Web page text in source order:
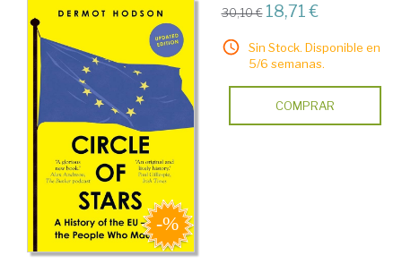
30,10 € 18,71 €
Sin Stock. Disponible en
5/6 semanas.
COMPRAR